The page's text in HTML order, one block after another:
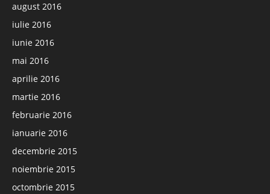
august 2016
iulie 2016
iunie 2016
mai 2016
aprilie 2016
martie 2016
februarie 2016
ianuarie 2016
decembrie 2015
noiembrie 2015
octombrie 2015